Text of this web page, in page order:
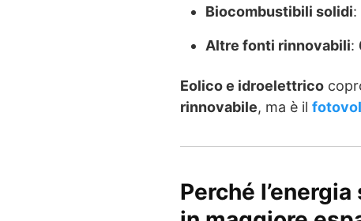
Biocombustibili solidi:
Altre fonti rinnovabili:
Eolico e idroelettrico
rinnovabile, ma è il
Perché